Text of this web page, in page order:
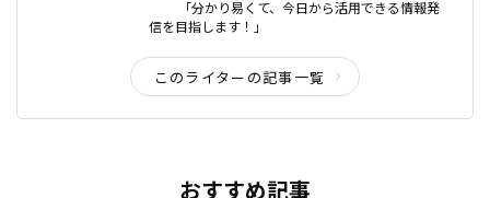
「分かり易くて、今日から活用できる情報発
信を目指します！」
このライターの記事一覧
おすすめ記事